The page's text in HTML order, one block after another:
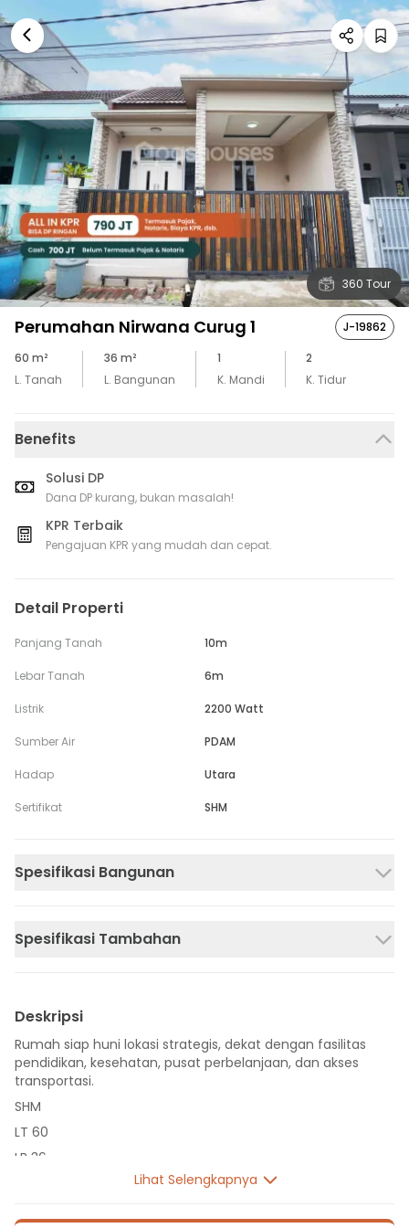
360 Tour
Perumahan Nirwana Curug 1
J-19862
60 m²
L. Tanah
36 m²
L. Bangunan
1
K. Mandi
2
K. Tidur
Benefits
Solusi DP
Dana DP kurang, bukan masalah!
KPR Terbaik
Pengajuan KPR yang mudah dan cepat.
Detail Properti
Panjang Tanah 10m
Lebar Tanah 6m
Listrik 2200 Watt
Sumber Air PDAM
Hadap Utara
Sertifikat SHM
Spesifikasi Bangunan
Spesifikasi Tambahan
Deskripsi
Rumah siap huni lokasi strategis, dekat dengan fasilitas
pendidikan, kesehatan, pusat perbelanjaan, dan akses
transportasi.
SHM
LT 60
LB 36
Lihat Selengkapnya